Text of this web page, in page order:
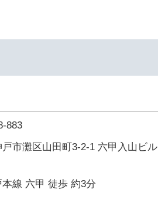
883
市灘区山田町3-2-1 六甲入山ビル
本線 六甲 徒歩 約3分